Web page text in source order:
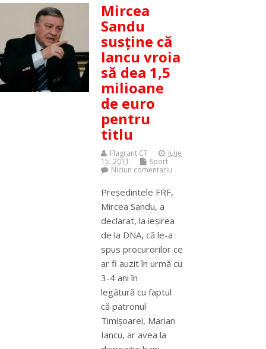
Mircea
Sandu
susţine că
Iancu vroia
să dea 1,5
milioane
de euro
pentru
titlu
Flagrant CT
iulie
15, 2011
Sport
Niciun comentariu
Preşedintele FRF,
Mircea Sandu, a
declarat, la ieşirea
de la DNA, că le-a
spus procurorilor ce
ar fi auzit în urmă cu
3-4 ani în
legătură cu faptul
că patronul
Timişoarei, Marian
Iancu, ar avea la